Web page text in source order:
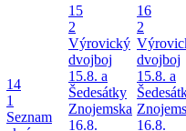
14
1
Seznam
15
2
Výrovický
dvojboj
15.8. a
Šedesátky
Znojemska
16.8.
16
2
dvojboj
15.8. a
16.8.